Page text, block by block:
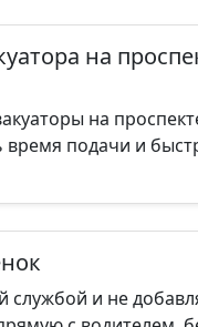
на
на
время подачи и
службой и не